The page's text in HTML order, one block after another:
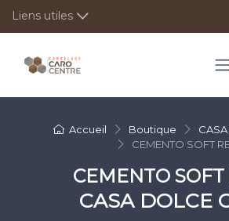
Liens utiles
Accueil Boutique
CEMENTO SOFT
CEMENTO SOFT
CASA DOLCE